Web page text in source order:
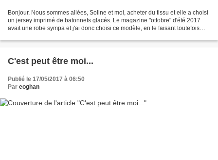
Bonjour, Nous sommes allées, Soline et moi, acheter du tissu et elle a choisi
un jersey imprimé de batonnets glacés. Le magazine "ottobre" d'été 2017
avait une robe sympa et j'ai donc choisi ce modèle, en le faisant toutefois
C'est peut être moi...
Publié le 17/05/2017 à 06:50
Par eoghan